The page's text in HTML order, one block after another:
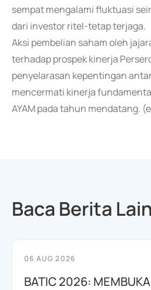
sempat mengalami fluktuasi
dari investor ritel-tetap terjaga.
Aksi pembelian saham oleh
terhadap prospek kinerja
penyelarasan kepentingan
mencermati kinerja
AYAM pada tahun mendatang.
Baca Berita
06 AUG 2026
BATIC 2026: MEMBUKA